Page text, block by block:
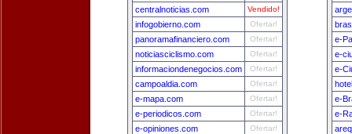
centralnoticias.com Vendido!
infogobierno.com Ofertar!
panoramafinanciero.com Ofertar!
noticiasciclismo.com Ofertar!
informaciondenegocios.com Ofertar!
campoaldia.com Ofertar!
e-mapa.com Ofertar!
e-periodicos.com Ofertar!
e-opiniones.com Ofertar!
e-
e-
e-
e-
e-